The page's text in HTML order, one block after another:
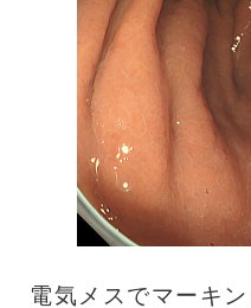
電気メスでマーキン